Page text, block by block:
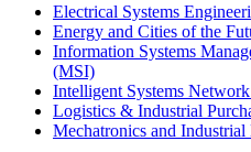
Electrical Systems
Energy and Cities of the
Information Systems
(MSI)
Intelligent Systems
Logistics & Industrial
Mechatronics and